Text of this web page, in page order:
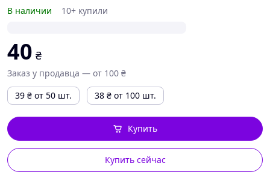
В наличии
10+ купили
40 ₴
Заказ у продавца — от 100 ₴
39 ₴ от 50 шт. 38 ₴ от 100 шт.
Купить сейчас
Купить